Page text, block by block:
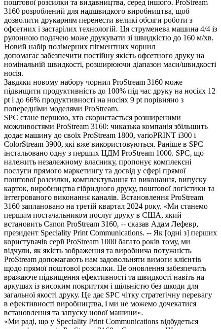
поштової розсилки та видавництва, серед іншого. ProStream
3160 розроблений для надшвидкого виробництва, щоб
дозволити друкарням перенести великі обсяги роботи з
офсетних і застарілих технологій. Ця струменева машина 4/4 із
рулонною подачею може друкувати зі швидкістю до 160 м/хв.
Новий набір полімерних пігментних чорнил
допомагає забезпечити постійну якість офсетного друку на
номінальній швидкості, розширюючи діапазон маси/швидкості
носія.
Завдяки новому набору чорнил ProStream 3160 може
підвищити продуктивність до 100% під час друку на носіях 12
pt і до 66% продуктивності на носіях 9 pt порівняно з
попередніми моделями ProStream.
SPC стане першою, хто скористається розширеними
можливостями ProStream 3160: чиказька компанія збільшить
додає машину до своїх ProStream 1800, varioPRINT i300 і
ColorStream 3900, які вже використовуються. Раніше в SPC
інстальовано одну з перших ЦДМ ProStream 1000. SPC, що
належить незалежному власнику, пропонує комплексні
послуги прямого маркетингу та досвід у сфері прямої
поштової розсилки, комплектування та виконання, випуску
карток, виробництва гібридного друку, поштової логістики та
інтегрованого виконання каналів. Встановлення ProStream
3160 заплановано на третій квартал 2024 року. «Ми станемо
першим постачальником послуг друку в США, який
встановить Canon ProStream 3160, -- сказав Адам Лефевр,
президент Speciality Print Communications. -- Як [одні з] перших
користувачів серії ProStream 1000 багато років тому, ми
відчули, як якість зображення та виробнича потужність
ProStream допомагають нам задовольняти вимоги клієнтів
щодо прямої поштової розсилки. Це оновлення забезпечить
вражаюче підвищення ефективності та швидкості навіть на
аркушах із високим покриттям і щільністю без шкоди для
загальної якості друку. Це дає SPC чітку стратегічну перевагу
в ефективності виробництва, і ми не можемо дочекатися
встановлення та запуску нової машини».
«Ми раді, що у Speciality Print Communications відбудеться